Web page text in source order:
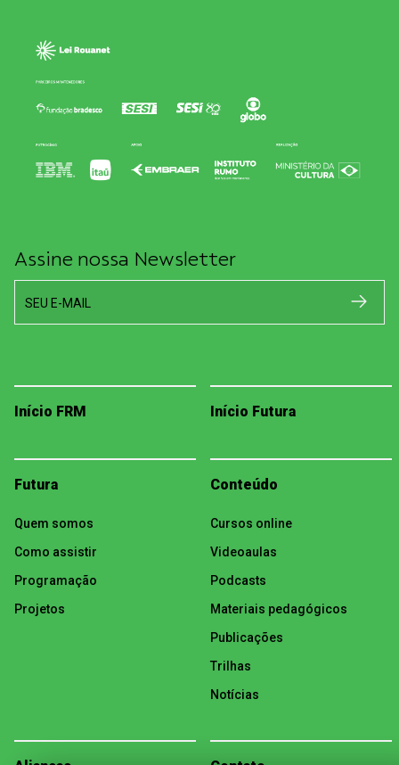
Assine nossa Newsletter
SEU E-MAIL
Início FRM Início Futura
Futura
Quem somos
Como assistir
Programação
Projetos
Conteúdo
Cursos online
Videoaulas
Podcasts
Materiais pedagógicos
Publicações
Trilhas
Notícias